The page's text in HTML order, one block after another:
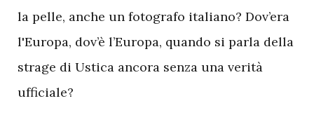
la pelle, anche un fotografo italiano? Dov’era
l'Europa, dov’è l’Europa, quando si parla della
strage di Ustica ancora senza una verità
ufficiale?